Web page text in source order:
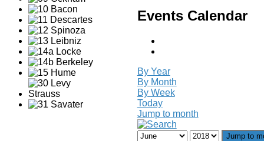
Events Calendar
By Year
By Month
By Week
Today
Jump to month
Jump to